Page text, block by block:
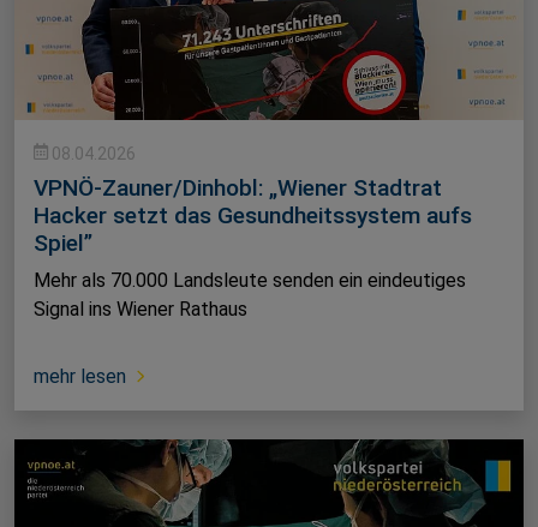
08.04.2026
VPNÖ-Zauner/Dinhobl: „Wiener Stadtrat
Hacker setzt das Gesundheitssystem aufs
Spiel”
Mehr als 70.000 Landsleute senden ein eindeutiges
Signal ins Wiener Rathaus
mehr lesen